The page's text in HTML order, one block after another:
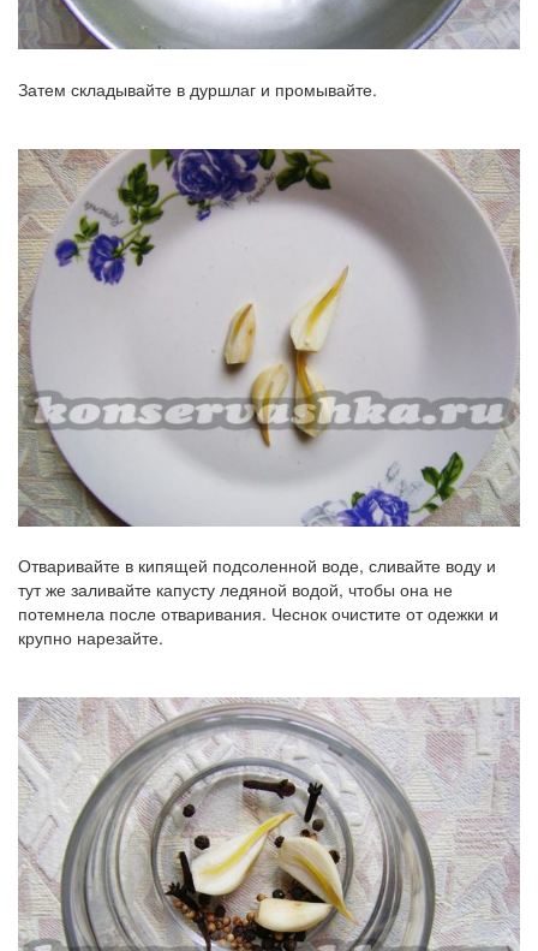
Затем складывайте в дуршлаг и промывайте.
Отваривайте в кипящей подсоленной воде, сливайте воду и
тут же заливайте капусту ледяной водой, чтобы она не
потемнела после отваривания. Чеснок очистите от одежки и
крупно нарезайте.